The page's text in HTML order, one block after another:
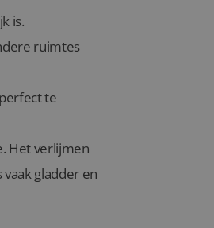
is.
ruimtes
te
Het verlijmen
gladder en